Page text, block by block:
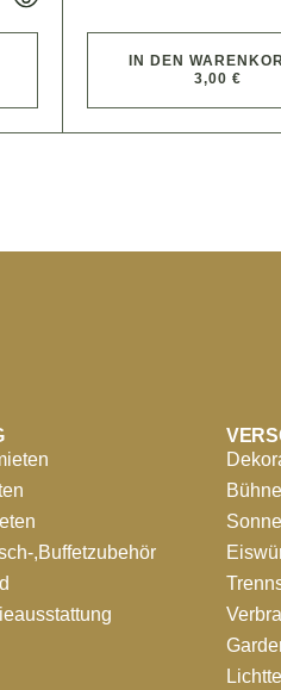
IN DEN
3,00 €
,Buffetzubehör